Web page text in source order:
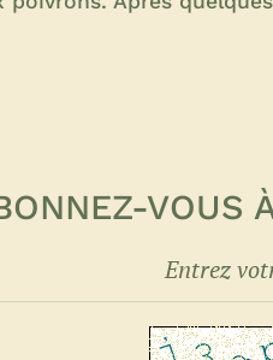
VOUS